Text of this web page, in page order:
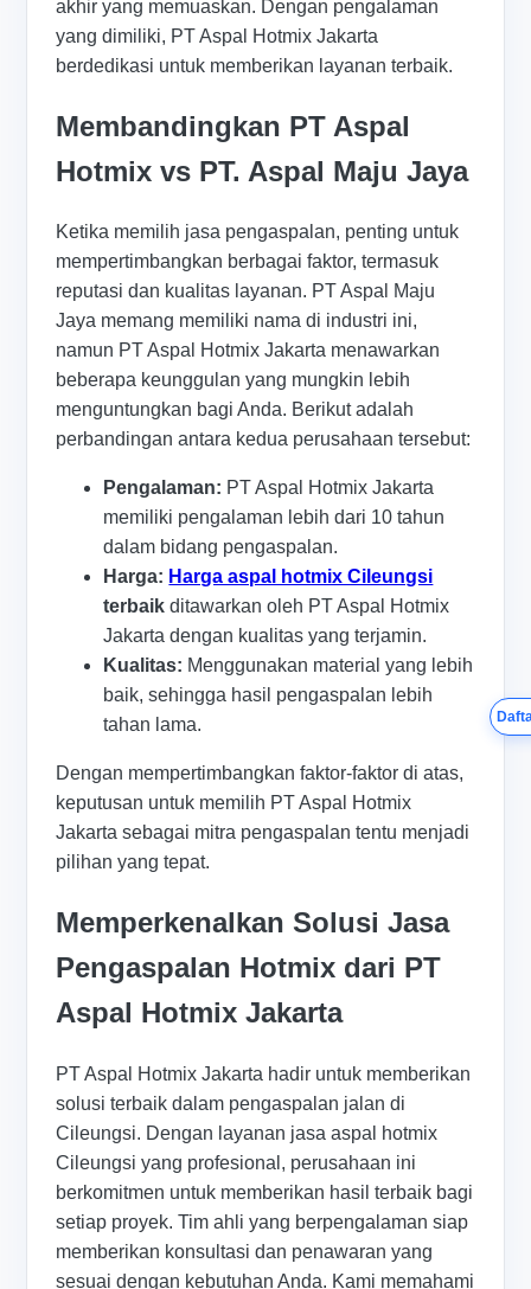
akhir yang memuaskan. Dengan pengalaman
yang dimiliki, PT Aspal Hotmix Jakarta
berdedikasi untuk memberikan layanan terbaik.
Membandingkan PT Aspal
Hotmix vs PT. Aspal Maju Jaya
Ketika memilih jasa pengaspalan, penting untuk
mempertimbangkan berbagai faktor, termasuk
reputasi dan kualitas layanan. PT Aspal Maju
Jaya memang memiliki nama di industri ini,
namun PT Aspal Hotmix Jakarta menawarkan
beberapa keunggulan yang mungkin lebih
menguntungkan bagi Anda. Berikut adalah
perbandingan antara kedua perusahaan tersebut:
Pengalaman: PT Aspal Hotmix Jakarta
memiliki pengalaman lebih dari 10 tahun
dalam bidang pengaspalan.
Harga: Harga aspal hotmix Cileungsi
terbaik ditawarkan oleh PT Aspal Hotmix
Jakarta dengan kualitas yang terjamin.
Kualitas: Menggunakan material yang lebih
baik, sehingga hasil pengaspalan lebih
tahan lama.
Dengan mempertimbangkan faktor-faktor di atas,
keputusan untuk memilih PT Aspal Hotmix
Jakarta sebagai mitra pengaspalan tentu menjadi
pilihan yang tepat.
Memperkenalkan Solusi Jasa
Pengaspalan Hotmix dari PT
Aspal Hotmix Jakarta
PT Aspal Hotmix Jakarta hadir untuk memberikan
solusi terbaik dalam pengaspalan jalan di
Cileungsi. Dengan layanan jasa aspal hotmix
Cileungsi yang profesional, perusahaan ini
berkomitmen untuk memberikan hasil terbaik bagi
setiap proyek. Tim ahli yang berpengalaman siap
memberikan konsultasi dan penawaran yang
sesuai dengan kebutuhan Anda. Kami memahami